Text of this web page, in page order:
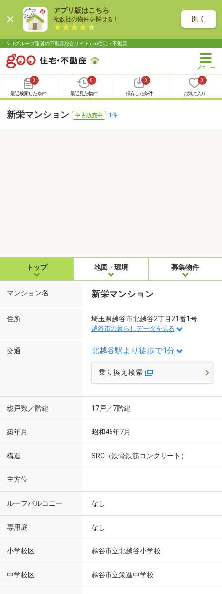
アプリ版はこちら
複数社の物件を探せる！ 開く
NTTグループ運営の不動産総合サイト goo住宅・不動産
0
最近検索した条件
0
最近見た物件
0
保存した条件
0
お気に入り
新栄マンション 中古販売中 1件
トップ 地図・環境 募集物件
マンション名 新栄マンション
住所 埼玉県越谷市北越谷2丁目21番1号
越谷市の暮らしデータを見る
交通 北越谷駅より徒歩で1分
乗り換え検索
総戸数／階建 17戸／7階建
築年月 昭和46年7月
構造 SRC（鉄骨鉄筋コンクリート）
主方位
ルーフバルコニー なし
専用庭 なし
小学校区 越谷市立北越谷小学校
中学校区 越谷市立栄進中学校